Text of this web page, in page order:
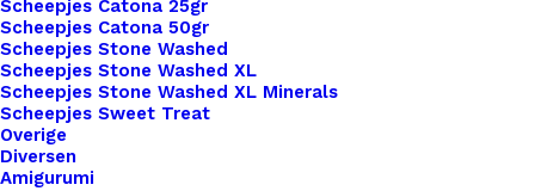
Scheepjes Catona 25gr
Scheepjes Catona 50gr
Scheepjes Stone Washed
Scheepjes Stone Washed XL
Scheepjes Stone Washed XL Minerals
Scheepjes Sweet Treat
Overige
Diversen
Amigurumi
Aqua
Set
Steekmarkeerders/
Progress
Keepers